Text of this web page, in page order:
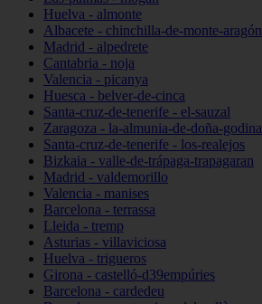
Huelva - almonte
Albacete - chinchilla-de-monte-aragón
Madrid - alpedrete
Cantabria - noja
Valencia - picanya
Huesca - belver-de-cinca
Santa-cruz-de-tenerife - el-sauzal
Zaragoza - la-almunia-de-doña-godina
Santa-cruz-de-tenerife - los-realejos
Bizkaia - valle-de-trápaga-trapagaran
Madrid - valdemorillo
Valencia - manises
Barcelona - terrassa
Lleida - tremp
Asturias - villaviciosa
Huelva - trigueros
Girona - castelló-d39empúries
Barcelona - cardedeu